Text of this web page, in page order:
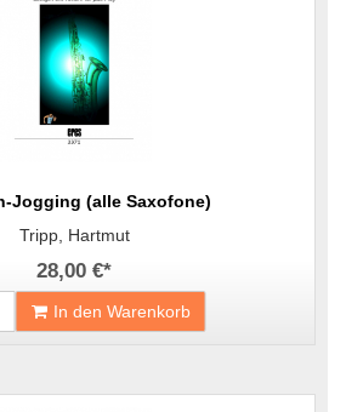
Jogging (alle Saxofone)
Tripp, Hartmut
28,00 €*
In den Warenkorb